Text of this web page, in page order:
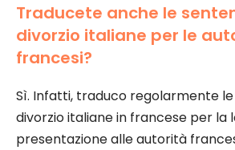
Traducete anche le
divorzio italiane per le
francesi?
Sì. Infatti, traduco regolarmente
divorzio italiane in francese per la
presentazione alle autorità